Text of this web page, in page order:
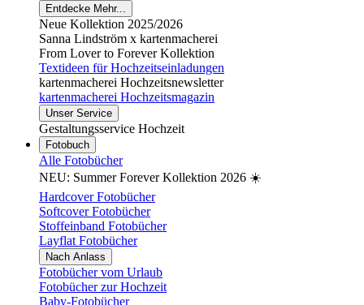
Entdecke Mehr...
Neue Kollektion 2025/2026
Sanna Lindström x kartenmacherei
From Lover to Forever Kollektion
Textideen für Hochzeitseinladungen
kartenmacherei Hochzeitsnewsletter
kartenmacherei Hochzeitsmagazin
Unser Service
Gestaltungsservice Hochzeit
Fotobuch
Alle Fotobücher
NEU: Summer Forever Kollektion 2026 ☀️
Hardcover Fotobücher
Softcover Fotobücher
Stoffeinband Fotobücher
Layflat Fotobücher
Nach Anlass
Fotobücher vom Urlaub
Fotobücher zur Hochzeit
Baby-Fotobücher